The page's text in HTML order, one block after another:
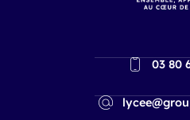
03 80